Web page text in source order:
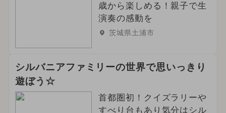
歳から楽しめる！親子で生
演奏の感動を
茨城県土浦市
シルバニアファミリーの世界で思いっきり
遊ぼう☆
首都圏初！クイズラリーや
すべり台もあり気分はシル